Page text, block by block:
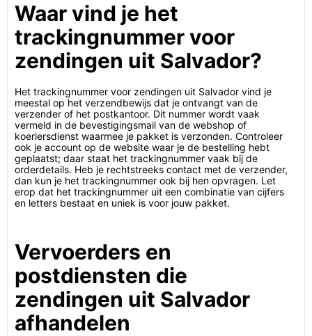
Waar vind je het
trackingnummer voor
zendingen uit Salvador?
Het trackingnummer voor zendingen uit Salvador vind je
meestal op het verzendbewijs dat je ontvangt van de
verzender of het postkantoor. Dit nummer wordt vaak
vermeld in de bevestigingsmail van de webshop of
koeriersdienst waarmee je pakket is verzonden. Controleer
ook je account op de website waar je de bestelling hebt
geplaatst; daar staat het trackingnummer vaak bij de
orderdetails. Heb je rechtstreeks contact met de verzender,
dan kun je het trackingnummer ook bij hen opvragen. Let
erop dat het trackingnummer uit een combinatie van cijfers
en letters bestaat en uniek is voor jouw pakket.
Vervoerders en
postdiensten die
zendingen uit Salvador
afhandelen